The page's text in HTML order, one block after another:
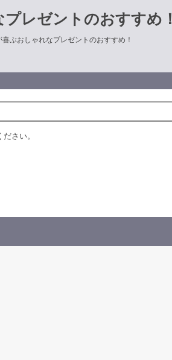
レゼントのおすすめ！
ぶおしゃれなプレゼントのおすすめ！
さい。